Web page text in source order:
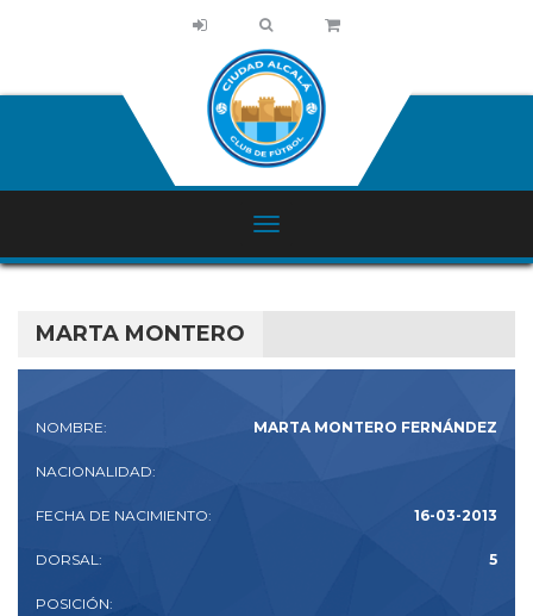
MARTA MONTERO
NOMBRE: MARTA MONTERO FERNÁNDEZ
NACIONALIDAD:
FECHA DE NACIMIENTO: 16-03-2013
DORSAL: 5
POSICIÓN: